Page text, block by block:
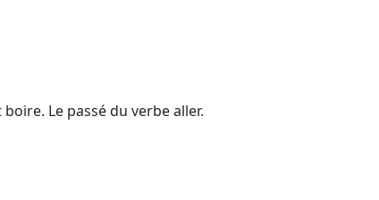
Le passé du verbe aller.